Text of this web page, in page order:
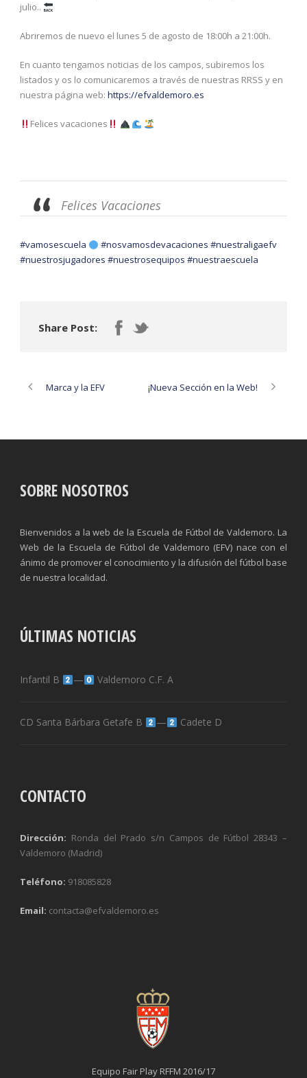
julio..
Abriremos de nuevo el lunes 5️ de agosto de 1️8️:0️0️h a 2️1️:0️0️h.
En cuanto tengamos noticias de los campos, subiremos los
listados y os lo comunicaremos a través de nuestras RRSS y en
nuestra página web: https://efvaldemoro.es
Felices vacaciones
Felices Vacaciones
#vamosescuela #nosvamosdevacaciones #nuestraligaefv
#nuestrosjugadores #nuestrosequipos #nuestraescuela
Share Post:
Marca y la EFV ¡Nueva Sección en la Web!
SOBRE NOSOTROS
Bienvenidos a la web de la Escuela de Fútbol de Valdemoro. La
Web de la Escuela de Fútbol de Valdemoro (EFV) nace con el
ánimo de promover el conocimiento y la difusión del fútbol base
de nuestra localidad.
ÚLTIMAS NOTICIAS
Infantil B — Valdemoro C.F. A
CD Santa Bárbara Getafe B — Cadete D
CONTACTO
Dirección: Ronda del Prado s/n Campos de Fútbol 28343 –
Valdemoro (Madrid)
Teléfono: 918085828
Email: contacta@efvaldemoro.es
Equipo Fair Play RFFM 2016/17